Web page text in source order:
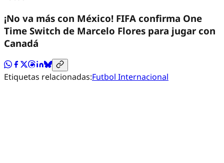
¡No va más con México! FIFA confirma One
Time Switch de Marcelo Flores para jugar con
Canadá
Etiquetas relacionadas:Futbol Internacional